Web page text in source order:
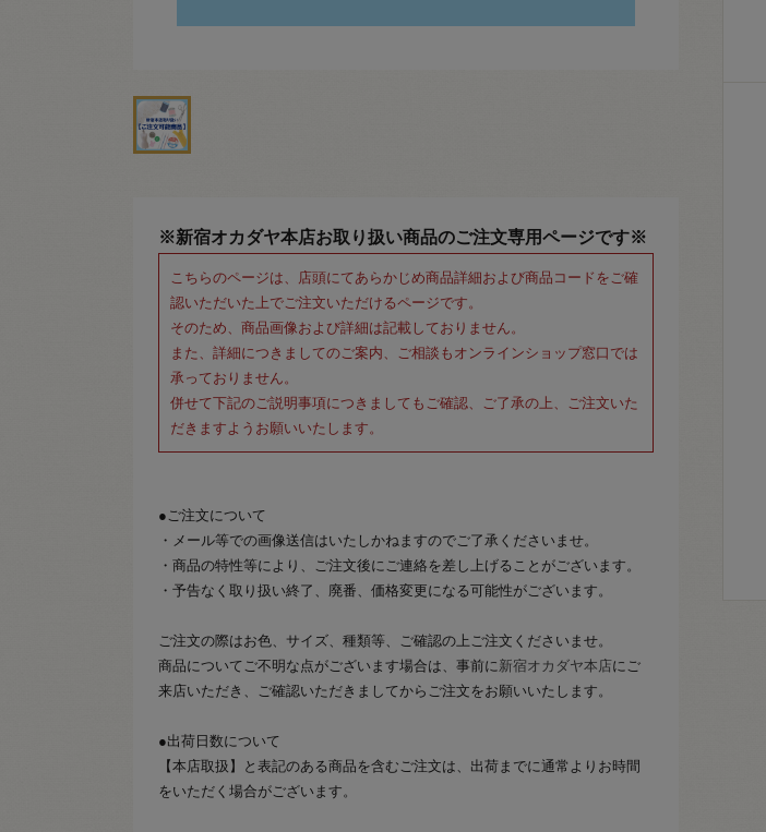
※新宿オカダヤ本店お取り扱い商品のご注文専用ページです※
こちらのページは、店頭にてあらかじめ商品詳細および商品コードをご確
認いただいた上でご注文いただけるページです。
そのため、商品画像および詳細は記載しておりません。
また、詳細につきましてのご案内、ご相談もオンラインショップ窓口では
承っておりません。
併せて下記のご説明事項につきましてもご確認、ご了承の上、ご注文いた
だきますようお願いいたします。
●ご注文について
・メール等での画像送信はいたしかねますのでご了承くださいませ。
・商品の特性等により、ご注文後にご連絡を差し上げることがございます。
・予告なく取り扱い終了、廃番、価格変更になる可能性がございます。
ご注文の際はお色、サイズ、種類等、ご確認の上ご注文くださいませ。
商品についてご不明な点がございます場合は、事前に 新宿オカダヤ本店にご
来店いただき、ご確認いただきましてからご注文をお願いいたします。
●出荷日数について
【本店取扱】と表記のある商品を含むご注文は、出荷までに通常よりお時間
をいただく場合がございます。